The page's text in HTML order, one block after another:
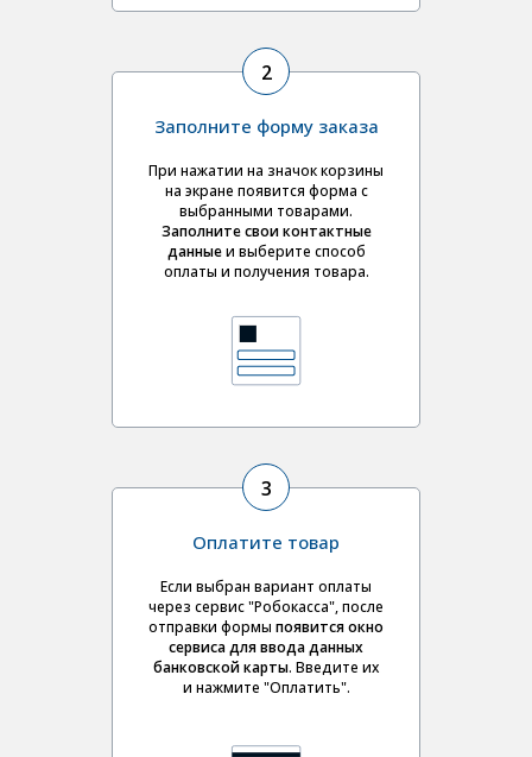
Заполните форму заказа
При нажатии на значок корзины
на экране появится форма с
выбранными товарами.
Заполните свои контактные
данныеи выберите способ
оплаты и получения товара.
2
Оплатите товар
Если выбран вариант оплаты
через сервис "Робокасса", после
отправки формы появится окно
сервиса для ввода данных
банковской карты. Введите их
и нажмите "Оплатить".
3